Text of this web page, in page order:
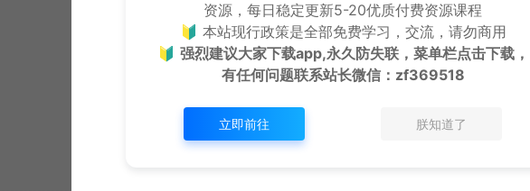
资源，每日稳定更新5-20优质付费资源课程
🔰 本站现行政策是全部免费学习，交流，请勿商用
🔰 强烈建议大家下载app,永久防失联，菜单栏点击下载，
有任何问题联系站长微信：zf369518
立即前往 朕知道了